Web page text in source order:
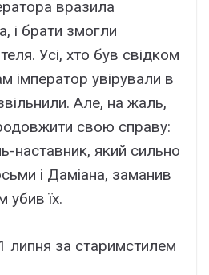
вразила
і брати змогли
Усі, хто був свідком
імператор увірували в
Але, на жаль,
свою справу:
наставник, який сильно
і Даміана, заманив
убив їх.
липня за cтаримстилем